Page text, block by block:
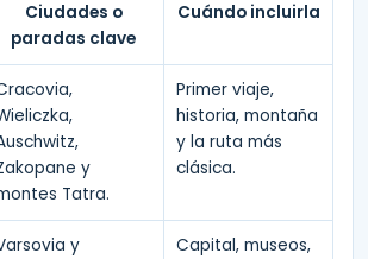
Ciudades o
paradas clave
Cuándo incluirla
y
Tatra.
Primer viaje,
historia, montaña
y la ruta más
clásica.
y
Capital, museos,